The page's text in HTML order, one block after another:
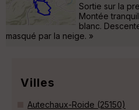
Sortie sur la
Montée
blanc.
masqué par la neige. »
Villes
Autechaux-Roide (25150)